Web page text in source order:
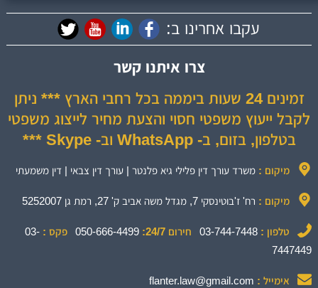
עקבו אחרינו ב:
צרו איתנו קשר
זמינים 24 שעות ביממה בכל רחבי הארץ *** ניתן
לקבל ייעוץ משפטי חסוי והצעת מחיר לייצוג משפטי
בטלפון, בזום, ב- WhatsApp וב- Skype ***
מיקום : משרד עורך דין פלילי גיא פלנטר | עורך דין צבאי | דין משמעתי
מיקום : רח' ז'בוטינסקי 7, מגדל משה אביב ק' 27, רמת גן 5252007
טלפון : 03-744-7448 חירום 24/7: 050-666-4499 פקס : 03-
7447449
אימייל : flanter.law@gmail.com